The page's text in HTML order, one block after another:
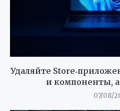
Удаляйте
и компоненты,
07/08/